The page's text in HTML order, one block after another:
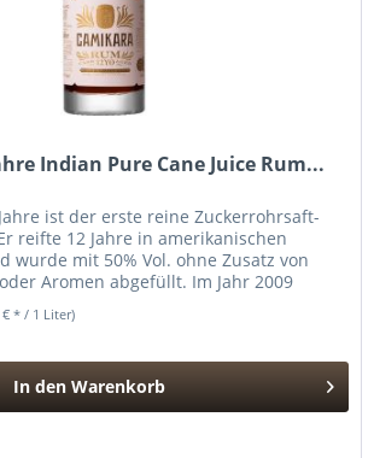
Indian Pure Cane Juice Rum...
ist der erste reine Zuckerrohrsaft-
reifte 12 Jahre in amerikanischen
wurde mit 50% Vol. ohne Zusatz von
Aromen abgefüllt. Im Jahr 2009
€ * / 1 Liter)
In den Warenkorb